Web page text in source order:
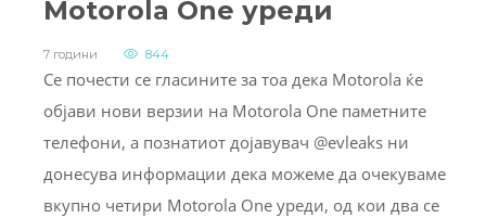
Motorola One уреди
7 години 844
Се почести се гласините за тоа дека Motorola ќе
објави нови верзии на Motorola One паметните
телефони, а познатиот дојавувач @evleaks ни
донесува информации дека можеме да очекуваме
вкупно четири Motorola One уреди, од кои два се